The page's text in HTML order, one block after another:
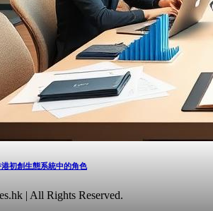
初創生態系統中的角色
| All Rights Reserved.